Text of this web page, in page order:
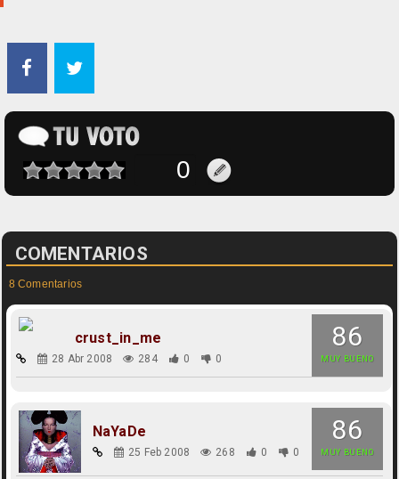
COMENTARIOS
8 Comentarios
86
MUY BUENO
crust_in_me
28 Abr 2008 284 0 0
86
MUY BUENO
NaYaDe
25 Feb 2008 268 0 0